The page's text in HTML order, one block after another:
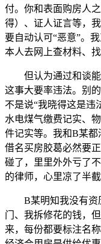
付。你和表面购房人
得）、证人证言等，
要自动认可“恶意”。
本人去网上查材料、
但认为通过和谈能
这事大要率违法。别
不是说“我晓得这是违
水电煤气缴费记实、
件记实等。我和B某都
借名买房胶葛必然要
碰了，里里外外亏了
的律师，心里凉了半截
B某明知我没有资
门、我拆修花的钱，
来，每份都要标注名